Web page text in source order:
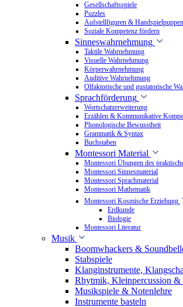
Gesellschaftsspiele
Puzzles
Aufstellfiguren & Handspielpuppen
Soziale Kompetenz fördern
Sinneswahrnehmung
Taktile Wahrnehmung
Visuelle Wahrnehmung
Körperwahrnehmung
Auditive Wahrnehmung
Olfaktorische und gustatorische
Sprachförderung
Wortschatzerweiterung
Erzählen & Kommunikative
Phonologische Bewusstheit
Grammatik & Syntax
Buchstaben
Montessori Material
Montessori Übungen des
Montessori Sinnesmaterial
Montessori Sprachmaterial
Montessori Mathematik
Montessori Kosmische Erziehung
Erdkunde
Biologie
Montessori Literatur
Musik
Boomwhackers &
Stabspiele
Klanginstrumente,
Rhytmik, Kleinpercussion &
Musikspiele & Notenlehre
Instrumente basteln